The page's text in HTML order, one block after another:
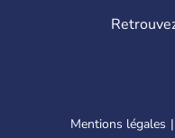
Mentions légales